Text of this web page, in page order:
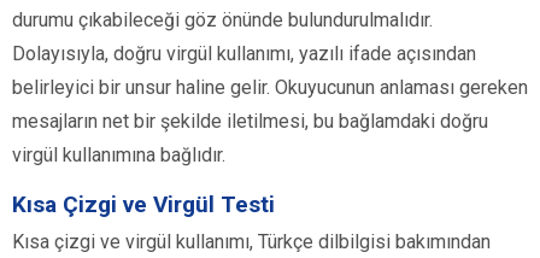
durumu çıkabileceği göz önünde bulundurulmalıdır.
Dolayısıyla, doğru virgül kullanımı, yazılı ifade açısından
belirleyici bir unsur haline gelir. Okuyucunun anlaması gereken
mesajların net bir şekilde iletilmesi, bu bağlamdaki doğru
virgül kullanımına bağlıdır.
Kısa Çizgi ve Virgül Testi
Kısa çizgi ve virgül kullanımı, Türkçe dilbilgisi bakımından